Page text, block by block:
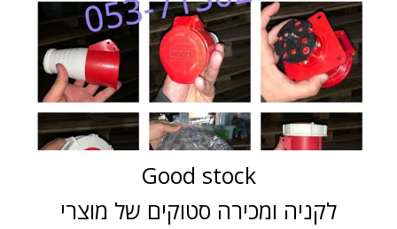
Good stock
לקניה ומכירה סטוקים של מוצרי